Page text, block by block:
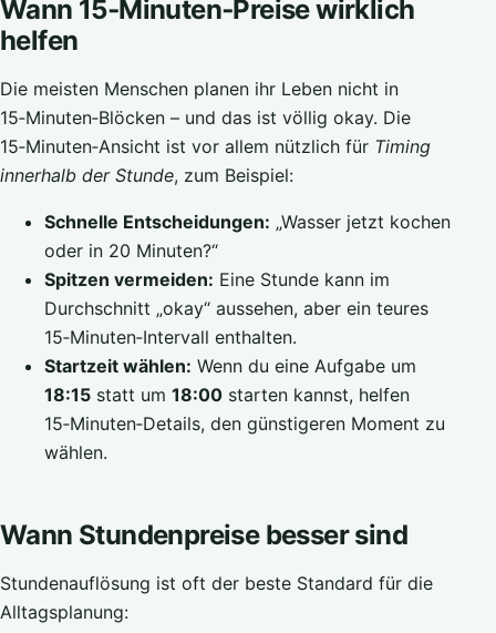
Wann 15‑Minuten‑Preise wirklich
helfen
Die meisten Menschen planen ihr Leben nicht in
15‑Minuten‑Blöcken – und das ist völlig okay. Die
15‑Minuten‑Ansicht ist vor allem nützlich für Timing
innerhalb der Stunde, zum Beispiel:
Schnelle Entscheidungen: „Wasser jetzt kochen
oder in 20 Minuten?“
Spitzen vermeiden: Eine Stunde kann im
Durchschnitt „okay“ aussehen, aber ein teures
15‑Minuten‑Intervall enthalten.
Startzeit wählen: Wenn du eine Aufgabe um
18:15 statt um 18:00 starten kannst, helfen
15‑Minuten‑Details, den günstigeren Moment zu
wählen.
Wann Stundenpreise besser sind
Stundenauflösung ist oft der beste Standard für die
Alltagsplanung: